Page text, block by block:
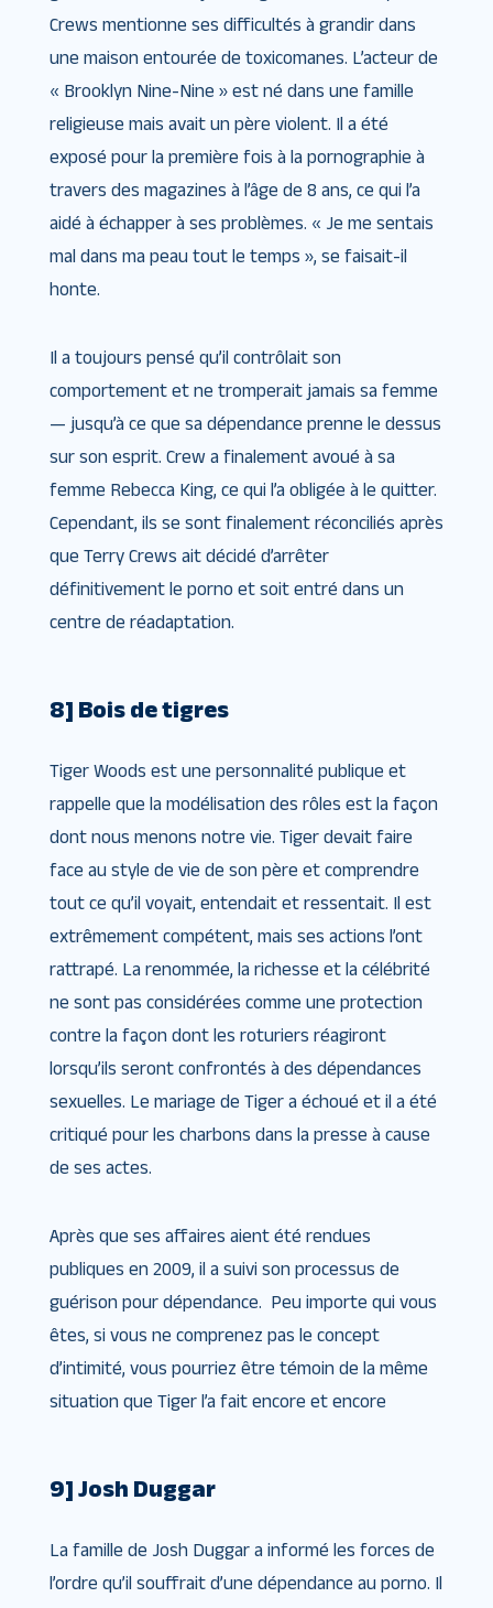
Crews mentionne ses difficultés à grandir dans
une maison entourée de toxicomanes. L’acteur de
« Brooklyn Nine-Nine » est né dans une famille
religieuse mais avait un père violent. Il a été
exposé pour la première fois à la pornographie à
travers des magazines à l’âge de 8 ans, ce qui l’a
aidé à échapper à ses problèmes. « Je me sentais
mal dans ma peau tout le temps », se faisait-il
honte.
Il a toujours pensé qu’il contrôlait son
comportement et ne tromperait jamais sa femme
— jusqu’à ce que sa dépendance prenne le dessus
sur son esprit. Crew a finalement avoué à sa
femme Rebecca King, ce qui l’a obligée à le quitter.
Cependant, ils se sont finalement réconciliés après
que Terry Crews ait décidé d’arrêter
définitivement le porno et soit entré dans un
centre de réadaptation.
8] Bois de tigres
Tiger Woods est une personnalité publique et
rappelle que la modélisation des rôles est la façon
dont nous menons notre vie. Tiger devait faire
face au style de vie de son père et comprendre
tout ce qu’il voyait, entendait et ressentait. Il est
extrêmement compétent, mais ses actions l’ont
rattrapé. La renommée, la richesse et la célébrité
ne sont pas considérées comme une protection
contre la façon dont les roturiers réagiront
lorsqu’ils seront confrontés à des dépendances
sexuelles. Le mariage de Tiger a échoué et il a été
critiqué pour les charbons dans la presse à cause
de ses actes.
Après que ses affaires aient été rendues
publiques en 2009, il a suivi son processus de
guérison pour dépendance. Peu importe qui vous
êtes, si vous ne comprenez pas le concept
d’intimité, vous pourriez être témoin de la même
situation que Tiger l’a fait encore et encore
9] Josh Duggar
La famille de Josh Duggar a informé les forces de
l’ordre qu’il souffrait d’une dépendance au porno. Il